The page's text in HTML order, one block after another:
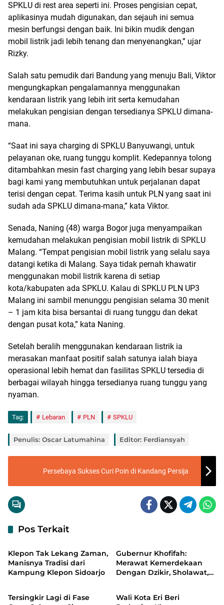
SPKLU di rest area seperti ini. Proses pengisian cepat,
aplikasinya mudah digunakan, dan sejauh ini semua
mesin berfungsi dengan baik. Ini bikin mudik dengan
mobil listrik jadi lebih tenang dan menyenangkan,” ujar
Rizky.
Salah satu pemudik dari Bandung yang menuju Bali, Viktor
mengungkapkan pengalamannya menggunakan
kendaraan listrik yang lebih irit serta kemudahan
melakukan pengisian dengan tersedianya SPKLU dimana-
mana.
“Saat ini saya charging di SPKLU Banyuwangi, untuk
pelayanan oke, ruang tunggu komplit. Kedepannya tolong
ditambahkan mesin fast charging yang lebih besar supaya
bagi kami yang membutuhkan untuk perjalanan dapat
terisi dengan cepat. Terima kasih untuk PLN yang saat ini
sudah ada SPKLU dimana-mana,” kata Viktor.
Senada, Naning (48) warga Bogor juga menyampaikan
kemudahan melakukan pengisian mobil listrik di SPKLU
Malang. “Tempat pengisian mobil listrik yang selalu saya
datangi ketika di Malang. Saya tidak pernah khawatir
menggunakan mobil listrik karena di setiap
kota/kabupaten ada SPKLU. Kalau di SPKLU PLN UP3
Malang ini sambil menunggu pengisian selama 30 menit
– 1 jam kita bisa bersantai di ruang tunggu dan dekat
dengan pusat kota,” kata Naning.
Setelah beralih menggunakan kendaraan listrik ia
merasakan manfaat positif salah satunya ialah biaya
operasional lebih hemat dan fasilitas SPKLU tersedia di
berbagai wilayah hingga tersedianya ruang tunggu yang
nyaman.
Tag: Lebaran PLN SPKLU
Penulis: Oscar Latumahina Editor: Ferdiansyah
Persebaya Sukses Curi Poin di Kandang Persija
Pos Terkait
Ekonomi
Klepon Tak Lekang Zaman,
Manisnya Tradisi dari
Kampung Klepon Sidoarjo
Gubernur Khofifah:
Merawat Kemerdekaan
Dengan Dzikir, Sholawat,
Headline
Tersingkir Lagi di Fase
Headline
Wali Kota Eri Beri